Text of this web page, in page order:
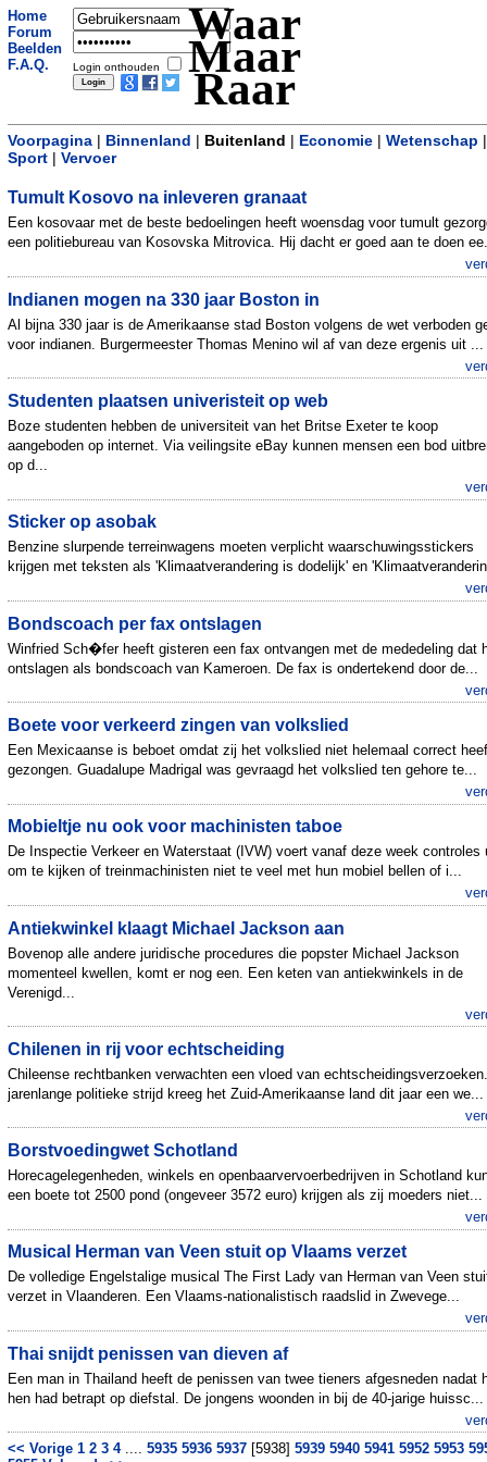
Home
Forum
Beelden
F.A.Q.
Login onthouden
Waar
Maar
Raar
Voorpagina | Binnenland | Buitenland | Economie | Wetenschap |
Sport | Vervoer
Tumult Kosovo na inleveren granaat
Een kosovaar met de beste bedoelingen heeft woensdag voor tumult
een politiebureau van Kosovska Mitrovica. Hij dacht er goed aan te doen
Indianen mogen na 330 jaar Boston in
Al bijna 330 jaar is de Amerikaanse stad Boston volgens de wet verboden
voor indianen. Burgermeester Thomas Menino wil af van deze ergenis uit ...
Studenten plaatsen univeristeit op web
Boze studenten hebben de universiteit van het Britse Exeter te koop
aangeboden op internet. Via veilingsite eBay kunnen mensen een bod
op d...
Sticker op asobak
Benzine slurpende terreinwagens moeten verplicht waarschuwingsstickers
krijgen met teksten als 'Klimaatverandering is dodelijk' en
Bondscoach per fax ontslagen
Winfried Sch�fer heeft gisteren een fax ontvangen met de mededeling dat
ontslagen als bondscoach van Kameroen. De fax is ondertekend door de...
Boete voor verkeerd zingen van volkslied
Een Mexicaanse is beboet omdat zij het volkslied niet helemaal correct
gezongen. Guadalupe Madrigal was gevraagd het volkslied ten gehore te...
Mobieltje nu ook voor machinisten taboe
De Inspectie Verkeer en Waterstaat (IVW) voert vanaf deze week controles
om te kijken of treinmachinisten niet te veel met hun mobiel bellen of i...
Antiekwinkel klaagt Michael Jackson aan
Bovenop alle andere juridische procedures die popster Michael Jackson
momenteel kwellen, komt er nog een. Een keten van antiekwinkels in de
Verenigd...
Chilenen in rij voor echtscheiding
Chileense rechtbanken verwachten een vloed van
jarenlange politieke strijd kreeg het Zuid-Amerikaanse land dit jaar een we...
Borstvoedingwet Schotland
Horecagelegenheden, winkels en openbaarvervoerbedrijven in Schotland
een boete tot 2500 pond (ongeveer 3572 euro) krijgen als zij moeders niet...
Musical Herman van Veen stuit op Vlaams verzet
De volledige Engelstalige musical The First Lady van Herman van Veen
verzet in Vlaanderen. Een Vlaams-nationalistisch raadslid in Zwevege...
Thai snijdt penissen van dieven af
Een man in Thailand heeft de penissen van twee tieners afgesneden nadat
hen had betrapt op diefstal. De jongens woonden in bij de 40-jarige huissc...
<< Vorige 1 2 3 4.... 5935 5936 5937 [5938] 5939 5940 5941 5952 5953